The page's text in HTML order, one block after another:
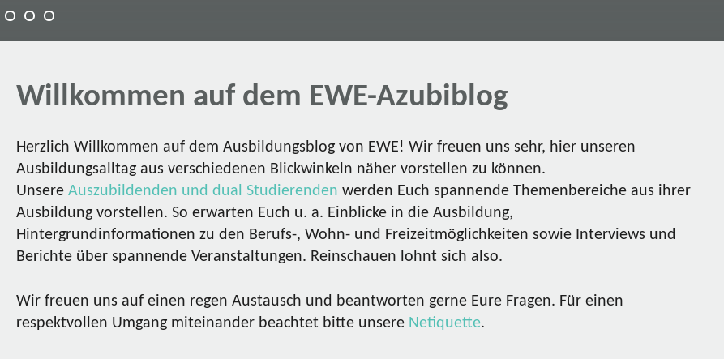
Willkommen auf dem EWE-Azubiblog
Herzlich Willkommen auf dem Ausbildungsblog von EWE! Wir freuen uns sehr, hier unseren
Ausbildungsalltag aus verschiedenen Blickwinkeln näher vorstellen zu können.
Unsere Auszubildenden und dual Studierenden werden Euch spannende Themenbereiche aus ihrer
Ausbildung vorstellen. So erwarten Euch u. a. Einblicke in die Ausbildung,
Hintergrundinformationen zu den Berufs-, Wohn- und Freizeitmöglichkeiten sowie Interviews und
Berichte über spannende Veranstaltungen. Reinschauen lohnt sich also.
Wir freuen uns auf einen regen Austausch und beantworten gerne Eure Fragen. Für einen
respektvollen Umgang miteinander beachtet bitte unsere Netiquette.